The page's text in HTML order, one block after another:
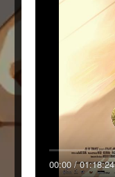
00:00/01:18:24